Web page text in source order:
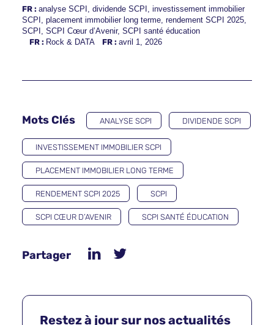
FR : analyse SCPI , dividende SCPI , investissement immobilier
SCPI , placement immobilier long terme, rendement SCPI 2025,
SCPI , SCPI Cœur d’Avenir, SCPI santé éducation
FR : Rock & DATA FR : avril 1, 2026
Mots Clés ANALYSE SCPI DIVIDENDE SCPI
INVESTISSEMENT IMMOBILIER SCPI
PLACEMENT IMMOBILIER LONG TERME
RENDEMENT SCPI 2025 SCPI
SCPI CŒUR D’AVENIR SCPI SANTÉ ÉDUCATION
Partager
Restez à jour sur nos actualités